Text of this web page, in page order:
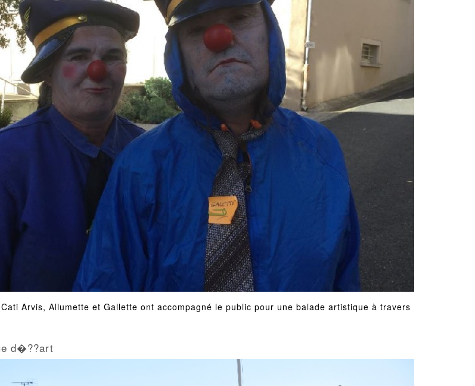
Arvis, Allumette et Gallette ont accompagné le public pour une balade artistique à travers
d�??art